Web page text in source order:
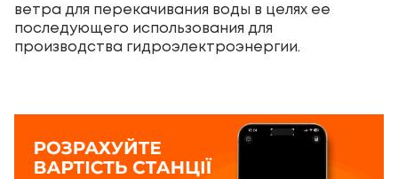
ветра для перекачивания воды в целях ее
последующего использования для
производства гидроэлектроэнергии.